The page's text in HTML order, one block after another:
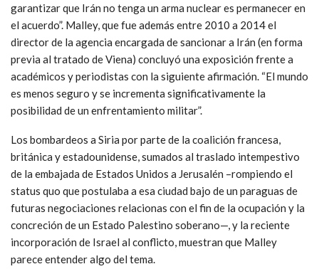
garantizar que Irán no tenga un arma nuclear es permanecer en
el acuerdo”. Malley, que fue además entre 2010 a 2014 el
director de la agencia encargada de sancionar a Irán (en forma
previa al tratado de Viena) concluyó una exposición frente a
académicos y periodistas con la siguiente afirmación. “El mundo
es menos seguro y se incrementa significativamente la
posibilidad de un enfrentamiento militar”.
Los bombardeos a Siria por parte de la coalición francesa,
británica y estadounidense, sumados al traslado intempestivo
de la embajada de Estados Unidos a Jerusalén –rompiendo el
status quo que postulaba a esa ciudad bajo de un paraguas de
futuras negociaciones relacionas con el fin de la ocupación y la
concreción de un Estado Palestino soberano—, y la reciente
incorporación de Israel al conflicto, muestran que Malley
parece entender algo del tema.